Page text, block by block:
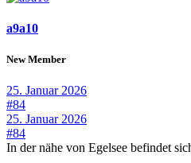
a9a10
New Member
25. Januar 2026
#84
25. Januar 2026
#84
In der nähe von Egelsee befindet